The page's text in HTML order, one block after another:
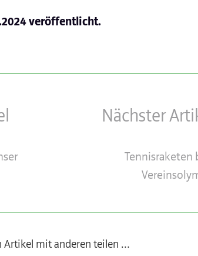
veröffentlicht.
Nächster
Tennisraketen
Artikel mit anderen teilen …